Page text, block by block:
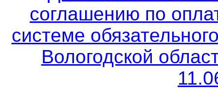
соглашению по
системе
Вологодской